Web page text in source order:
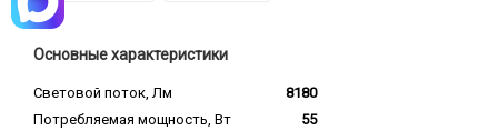
Основные характеристики
Световой поток, Лм
8180
Потребляемая мощность, Вт
55